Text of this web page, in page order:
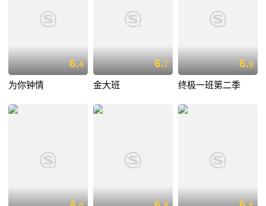
6.4
为你钟情
6.7
金大班
6.9
终极一班第二季